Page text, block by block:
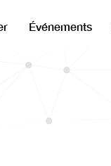
Événements